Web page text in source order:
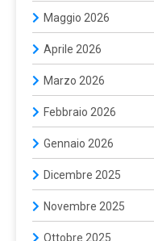
Maggio 2026
Aprile 2026
Marzo 2026
Febbraio 2026
Gennaio 2026
Dicembre 2025
Novembre 2025
Ottobre 2025